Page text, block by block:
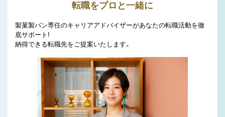
転職をプロと一緒に
製菓製パン専任のキャリアアドバイザーがあなたの転職活動を徹
底サポート!
納得できる転職先をご提案いたします。